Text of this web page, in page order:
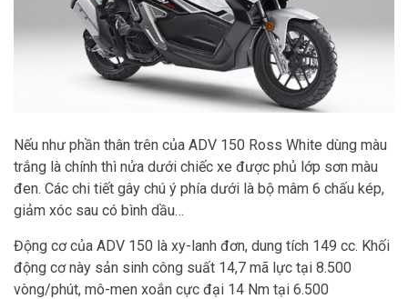
Nếu như phần thân trên của ADV 150 Ross White dùng màu
trắng là chính thì nửa dưới chiếc xe được phủ lớp sơn màu
đen. Các chi tiết gây chú ý phía dưới là bộ mâm 6 chấu kép,
giảm xóc sau có bình dầu…
Động cơ của ADV 150 là xy-lanh đơn, dung tích 149 cc. Khối
động cơ này sản sinh công suất 14,7 mã lực tại 8.500
vòng/phút, mô-men xoắn cực đại 14 Nm tại 6.500